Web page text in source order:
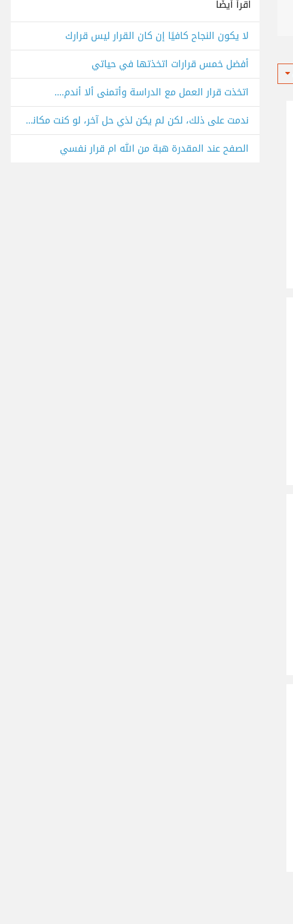
اقرأ أيضًا
لا يكون النجاح كافيًا إن كان القرار ليس قرارك
أفضل خمس قرارات اتخذتها في حياتي
اتخذت قرار العمل مع الدراسة وأتمنى ألا أندم....
ندمت على ذلك، لكن لم يكن لذي حل آخر، لو كنت مكاني ماذا تفعل؟
الصفح عند المقدرة هبة من الله ام قرار نفسي